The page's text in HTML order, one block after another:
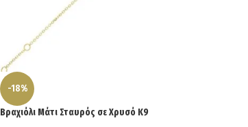
-18%
Βραχιόλι Μάτι Σταυρός σε Χρυσό Κ9